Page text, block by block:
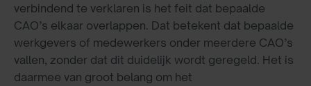
verbindend te verklaren is het feit dat bepaalde
CAO’s elkaar overlappen. Dat betekent dat bepaalde
werkgevers of medewerkers onder meerdere CAO’s
vallen, zonder dat dit duidelijk wordt geregeld. Het is
daarmee van groot belang om het